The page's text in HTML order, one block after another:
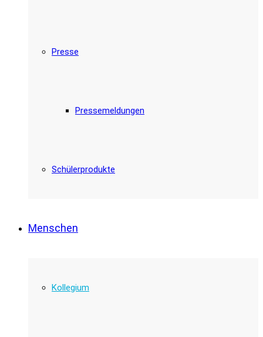
Presse
Pressemeldungen
Schülerprodukte
Menschen
Kollegium